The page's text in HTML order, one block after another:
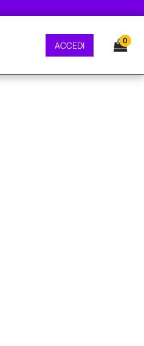
GRATUITA -
ACCEDI 0